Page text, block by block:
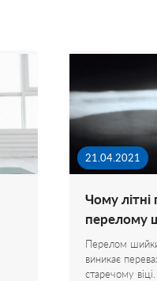
21.04.2021
Чому
перелому
Перелом
виникає
старечому